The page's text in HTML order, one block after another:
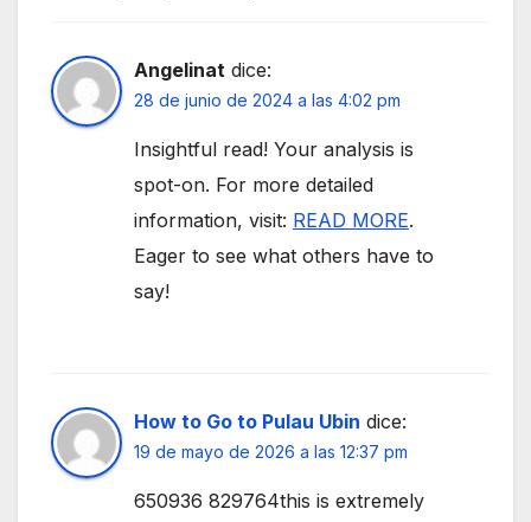
Angelinat dice:
28 de junio de 2024 a las 4:02 pm
Insightful read! Your analysis is
spot-on. For more detailed
information, visit: READ MORE.
Eager to see what others have to
say!
How to Go to Pulau Ubin dice:
19 de mayo de 2026 a las 12:37 pm
650936 829764this is extremely